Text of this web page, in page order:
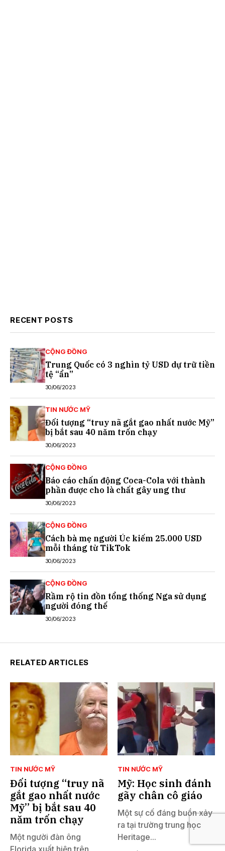
RECENT POSTS
CỘNG ĐỒNG
Trung Quốc có 3 nghìn tỷ USD dự trữ tiền
tệ “ẩn”
30/06/2023
TIN NƯỚC MỸ
Đối tượng “truy nã gắt gao nhất nước Mỹ”
bị bắt sau 40 năm trốn chạy
30/06/2023
CỘNG ĐỒNG
Báo cáo chấn động Coca-Cola với thành
phần được cho là chất gây ung thư
30/06/2023
CỘNG ĐỒNG
Cách bà mẹ người Úc kiếm 25.000 USD
mỗi tháng từ TikTok
30/06/2023
CỘNG ĐỒNG
Rầm rộ tin đồn tổng thống Nga sử dụng
người đóng thế
30/06/2023
RELATED ARTICLES
TIN NƯỚC MỸ
Đối tượng “truy nã
gắt gao nhất nước
Mỹ” bị bắt sau 40
năm trốn chạy
Một người đàn ông
TIN NƯỚC MỸ
Mỹ: Học sinh đánh
gãy chân cô giáo
Một sự cố đáng buồn xảy
ra tại trường trung học
Heritage...